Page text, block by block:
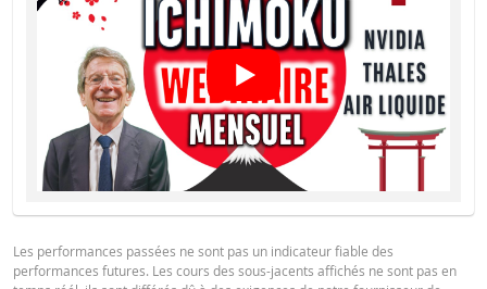
6 août
2026 17:52
journalière
5 août
2026 18:35
journalière 1,92 225,654
5 août
2026 17:51
journalière 1,92 225,654
4 août
2026 18:36
4 août
2026 17:51
journalière 1,97
FINAL TERMS
Français (France)
Français (France) PDF
Les performances passées ne sont pas un indicateur fiable des
performances futures. Les cours des sous-jacents affichés ne sont pas en